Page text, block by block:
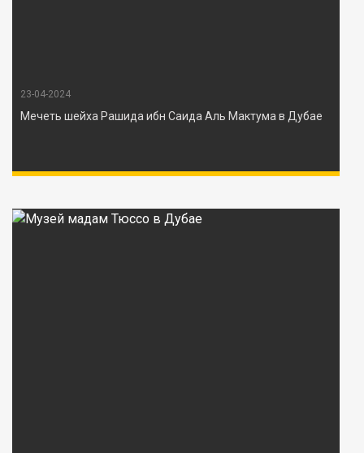
23-04-2024
Мечеть шейха Рашида ибн Саида Аль Мактума в Дубае